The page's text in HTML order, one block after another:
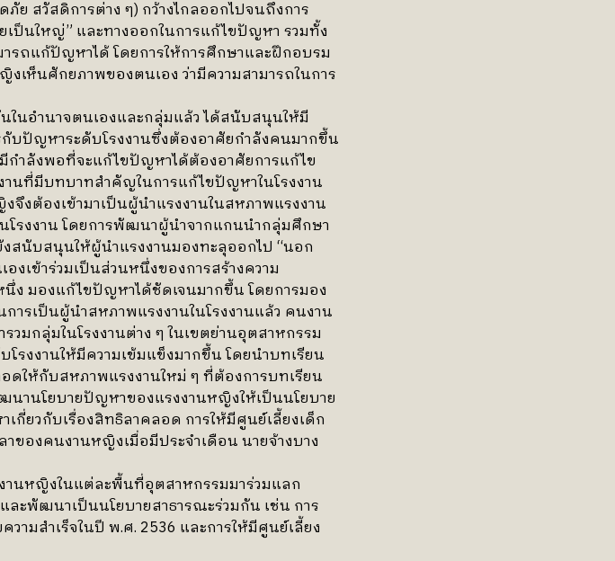
ย สวัสดิการต่าง ๆ) กว้างไกลออกไปจนถึงการ
เป็นใหญ่” และทางออกในการแก้ไขปัญหา รวมทั้ง
ถแก้ปัญหาได้ โดยการให้การศึกษาและฝึกอบรม
เห็นศักยภาพของตนเอง ว่ามีความสามารถในการ
ในอำนาจตนเองและกลุ่มแล้ว ได้สนับสนุนให้มี
บปัญหาระดับโรงงานซึ่งต้องอาศัยกำลังคนมากขึ้น
กำลังพอที่จะแก้ไขปัญหาได้ต้องอาศัยการแก้ไข
นที่มีบทบาทสำคัญในการแก้ไขปัญหาในโรงงาน
ต้องเข้ามาเป็นผู้นำแรงงานในสหภาพแรงงาน
รงงาน โดยการพัฒนาผู้นำจากแกนนำกลุ่มศึกษา
นับสนุนให้ผู้นำแรงงานมองทะลุออกไป “นอก
งเข้าร่วมเป็นส่วนหนึ่งของการสร้างความ
ง มองแก้ไขปัญหาได้ชัดเจนมากขึ้น โดยการมอง
ารเป็นผู้นำสหภาพแรงงานในโรงงานแล้ว คนงาน
กลุ่มในโรงงานต่าง ๆ ในเขตย่านอุตสาหกรรม
งงานให้มีความเข้มแข็งมากขึ้น โดยนำบทเรียน
ให้กับสหภาพแรงงานใหม่ ๆ ที่ต้องการบทเรียน
นานโยบายปัญหาของแรงงานหญิงให้เป็นนโยบาย
ยวกับเรื่องสิทธิลาคลอด การให้มีศูนย์เลี้ยงเด็ก
ของคนงานหญิงเมื่อมีประจำเดือน นายจ้างบาง
านหญิงในแต่ละพื้นที่อุตสาหกรรมมาร่วมแลก
พัฒนาเป็นนโยบายสาธารณะร่วมกัน เช่น การ
ามสำเร็จในปี พ.ศ. 2536 และการให้มีศูนย์เลี้ยง